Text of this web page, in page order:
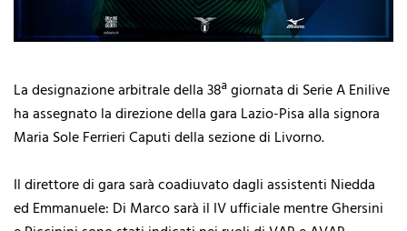
La designazione arbitrale della 38ª giornata di Serie A Enilive
ha assegnato la direzione della gara Lazio-Pisa alla signora
Maria Sole Ferrieri Caputi della sezione di Livorno.
Il direttore di gara sarà coadiuvato dagli assistenti Niedda
ed Emmanuele: Di Marco sarà il IV ufficiale mentre Ghersini